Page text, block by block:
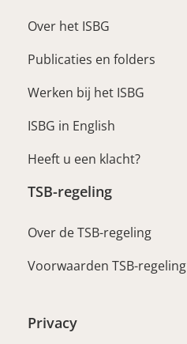
Over het ISBG
Publicaties en folders
Werken bij het ISBG
ISBG in English
Heeft u een klacht?
TSB-regeling
Over de TSB-regeling
Voorwaarden TSB-regeling
Privacy